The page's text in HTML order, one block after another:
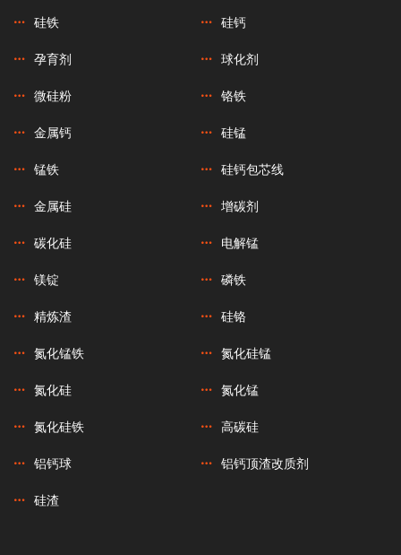
硅铁 硅钙
孕育剂 球化剂
微硅粉 铬铁
金属钙 硅锰
锰铁 硅钙包芯线
金属硅 增碳剂
碳化硅 电解锰
镁锭 磷铁
精炼渣 硅铬
氮化锰铁 氮化硅锰
氮化硅 氮化锰
氮化硅铁 高碳硅
铝钙球 铝钙顶渣改质剂
硅渣